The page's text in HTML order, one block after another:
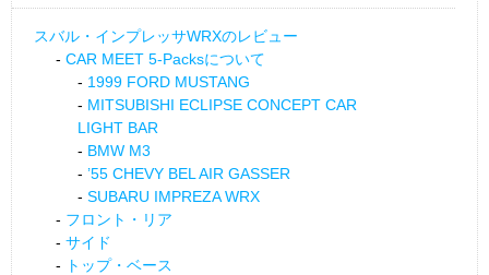
スバル・インプレッサWRXのレビュー
CAR MEET 5-Packsについて
1999 FORD MUSTANG
MITSUBISHI ECLIPSE CONCEPT CAR
LIGHT BAR
BMW M3
’55 CHEVY BEL AIR GASSER
SUBARU IMPREZA WRX
フロント・リア
サイド
トップ・ベース